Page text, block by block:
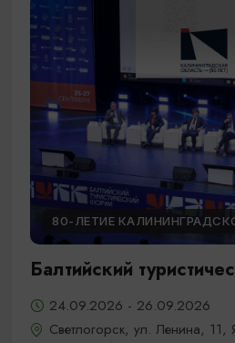
80-ЛЕТИЕ
Балтийский
24.09.2026 - 26.09.2026
Светлогорск, ул. Ленина, 11,